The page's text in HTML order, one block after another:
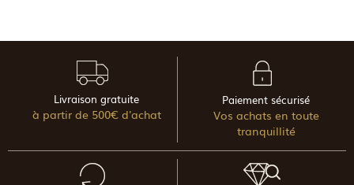
Livraison gratuite
à partir de 500€ d'achat
Paiement sécurisé
Vos achats en toute
tranquillité